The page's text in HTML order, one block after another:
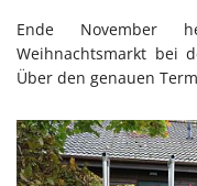
Ende November
Weihnachtsmarkt bei
Über den genauen